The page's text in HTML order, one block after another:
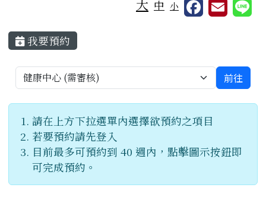
大 中 小
主內容區域
我要預約
選擇預約項目，並跳轉至該項目預約畫面
選擇預約項目，並跳轉至該項目預約畫面 前往
請在上方下拉選單內選擇欲預約之項目
若要預約請先登入
目前最多可預約到 40 週內，點擊圖示按鈕即
可完成預約。
頁尾區域